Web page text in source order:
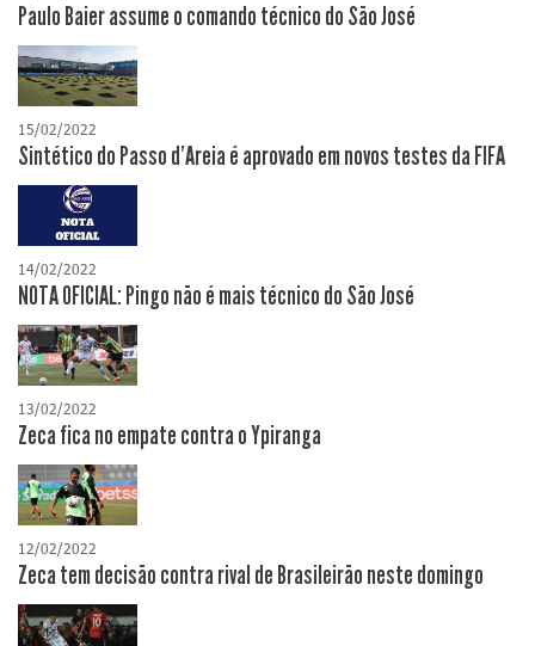
Paulo Baier assume o comando técnico do São José
15/02/2022
Sintético do Passo d'Areia é aprovado em novos testes da FIFA
14/02/2022
NOTA OFICIAL: Pingo não é mais técnico do São José
13/02/2022
Zeca fica no empate contra o Ypiranga
12/02/2022
Zeca tem decisão contra rival de Brasileirão neste domingo